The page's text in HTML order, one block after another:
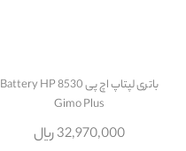
باتری لپتاپ اچ پی Battery HP 8530
Gimo Plus
32,970,000 ریال